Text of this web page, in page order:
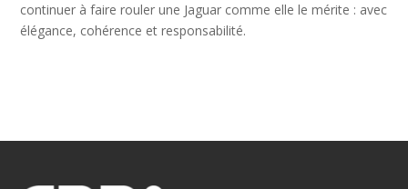
continuer à faire rouler une Jaguar comme elle le mérite : avec
élégance, cohérence et responsabilité.